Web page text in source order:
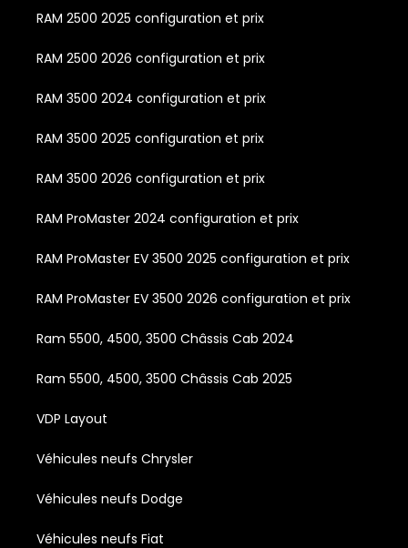
RAM 2500 2025 configuration et prix
RAM 2500 2026 configuration et prix
RAM 3500 2024 configuration et prix
RAM 3500 2025 configuration et prix
RAM 3500 2026 configuration et prix
RAM ProMaster 2024 configuration et prix
RAM ProMaster EV 3500 2025 configuration et prix
RAM ProMaster EV 3500 2026 configuration et prix
Ram 5500, 4500, 3500 Châssis Cab 2024
Ram 5500, 4500, 3500 Châssis Cab 2025
VDP Layout
Véhicules neufs Chrysler
Véhicules neufs Dodge
Véhicules neufs Fiat